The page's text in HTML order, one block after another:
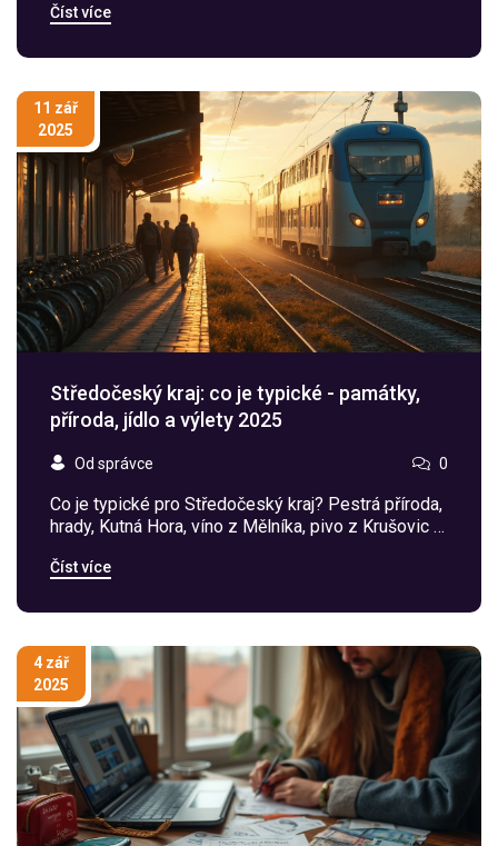
je tak málo známý.
Číst více
11 zář
2025
Středočeský kraj: co je typické - památky,
příroda, jídlo a výlety 2025
Od správce 0
Co je typické pro Středočeský kraj? Pestrá příroda,
hrady, Kutná Hora, víno z Mělníka, pivo z Krušovic a
Prahy. Přehled, tipy a trasy.
Číst více
4 zář
2025